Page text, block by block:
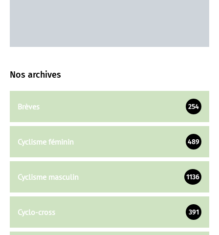
Nos archives
Brèves 254
Cyclisme féminin 489
Cyclisme masculin 1136
Cyclo-cross 391